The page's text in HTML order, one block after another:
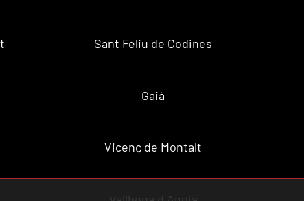
Sant Feliu de Codines
Gaià
Vicenç de Montalt